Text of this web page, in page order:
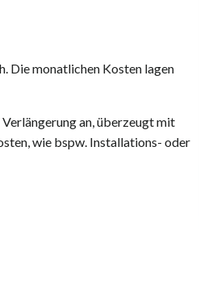
Die monatlichen Kosten lagen
an, überzeugt mit
wie bspw. Installations- oder